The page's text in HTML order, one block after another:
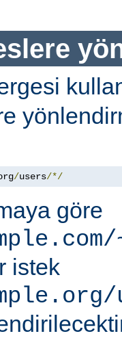
/users/*/
göre
istek